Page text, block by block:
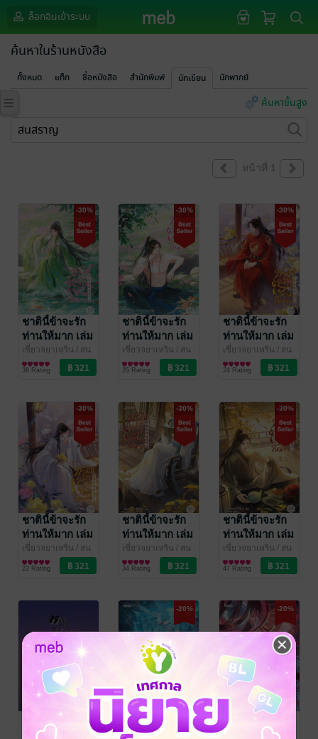
ล็อกอินเข้าระบบ
ค้นหาในร้านหนังสือ
ทั้งหมด แท็ก ชื่อหนังสือ สำนักพิมพ์ นักเขียน นักพากย์
ค้นหาขั้นสูง
หน้าที่ 1
-30%
ชาตินี้ข้าจะรัก
ท่านให้มาก เล่ม
6 (เล่มจบ)
เซี่ยวจยาเหริน / สน
สราญ แปล / แจ่มใส
นิยายรักจีนโบราณ
38 Rating
-30%
ชาตินี้ข้าจะรัก
ท่านให้มาก เล่ม
5
เซี่ยวจยาเหริน / สน
สราญ/ แจ่มใส
นิยายรักจีนโบราณ
25 Rating
-30%
ชาตินี้ข้าจะรัก
ท่านให้มาก เล่ม
4
เซี่ยวจยาเหริน / สน
สราญ แปล / แจ่มใส
นิยายรักจีนโบราณ
24 Rating
-30%
ชาตินี้ข้าจะรัก
ท่านให้มาก เล่ม
3
เซี่ยวจยาเหริน / สน
สราญ แปล / แจ่มใส
นิยายรักจีนโบราณ
22 Rating
-30%
ชาตินี้ข้าจะรัก
ท่านให้มาก เล่ม
2
เซี่ยวจยาเหริน / สน
สราญ แปล
/ แจ่มใส
นิยายรักจีนโบราณ
34 Rating
-30%
ชาตินี้ข้าจะรัก
ท่านให้มาก เล่ม
1
เซี่ยวจยาเหริน / สน
สราญ แปล / แจ่มใส
นิยายรักจีนโบราณ
47 Rating
หลงกลไอ้เนิร์ด
แสนสราญ
-20%
ไขปริศนาฝ่า
ปริภูมิอนันต์
-20%
ไขปริศนาฝ่า
ปริภูมิอนันต์